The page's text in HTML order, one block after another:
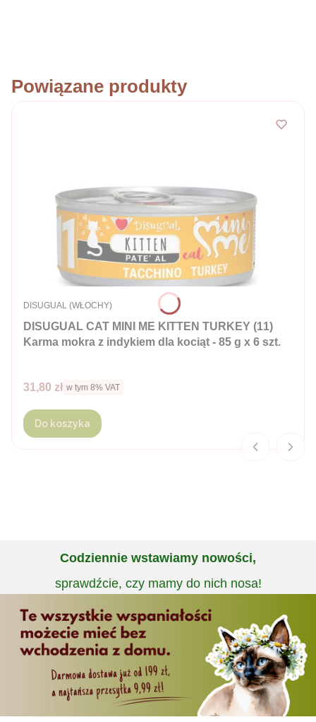
Powiązane produkty
DISUGUAL CAT MINI ME KITTEN TURKEY (11)
Karma mokra z indykiem dla kociąt - 85 g x 6 szt.
PRODUCENT
DISUGUAL (WŁOCHY)
Cena brutto
31,80 zł w tym %s VAT
w tym 8% VAT
Do koszyka
Codziennie wstawiamy nowości,
sprawdźcie, czy mamy do nich nosa!